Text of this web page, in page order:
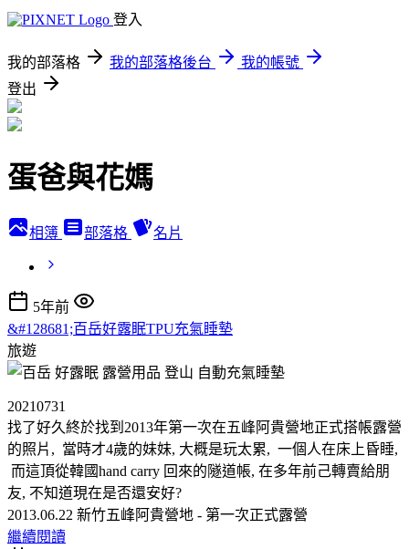
登入
我的部落格 我的部落格後台
我的帳號
登出
蛋爸與花媽
相簿 部落格 名片
5年前
&#128681;百岳好露眠TPU充氣睡墊
旅遊
20210731
找了好久終於找到2013年第一次在五峰阿貴營地正式搭帳露營
的照片, 當時才4歲的妹妹, 大概是玩太累, 一個人在床上昏睡,
而這頂從韓國hand carry 回來的隧道帳, 在多年前己轉賣給朋
友, 不知道現在是否還安好?
2013.06.22 新竹五峰阿貴營地 - 第一次正式露營
繼續閱讀